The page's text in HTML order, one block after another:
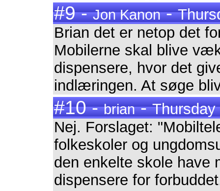
#9 -Jon Kanon-
Brian det er netop det
Mobilerne skal blive
dispensere, hvor det
indlæringen. At søge
#10 -brian-
Nej. Forslaget:
folkeskoler og
den enkelte skole have
dispensere for